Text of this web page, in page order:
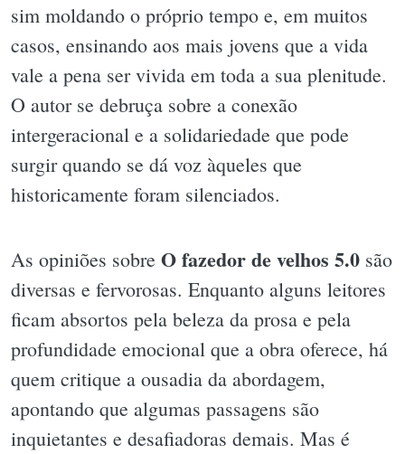
sim moldando o próprio tempo e, em muitos
casos, ensinando aos mais jovens que a vida
vale a pena ser vivida em toda a sua plenitude.
O autor se debruça sobre a conexão
intergeracional e a solidariedade que pode
surgir quando se dá voz àqueles que
historicamente foram silenciados.
As opiniões sobre O fazedor de velhos 5.0 são
diversas e fervorosas. Enquanto alguns leitores
ficam absortos pela beleza da prosa e pela
profundidade emocional que a obra oferece, há
quem critique a ousadia da abordagem,
apontando que algumas passagens são
inquietantes e desafiadoras demais. Mas é